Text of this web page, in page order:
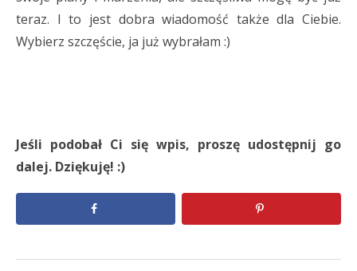
teraz. I to jest dobra wiadomość także dla Ciebie.
Wybierz szczęście, ja już wybrałam :)
Jeśli podobał Ci się wpis, proszę udostępnij go
dalej. Dziękuję! :)